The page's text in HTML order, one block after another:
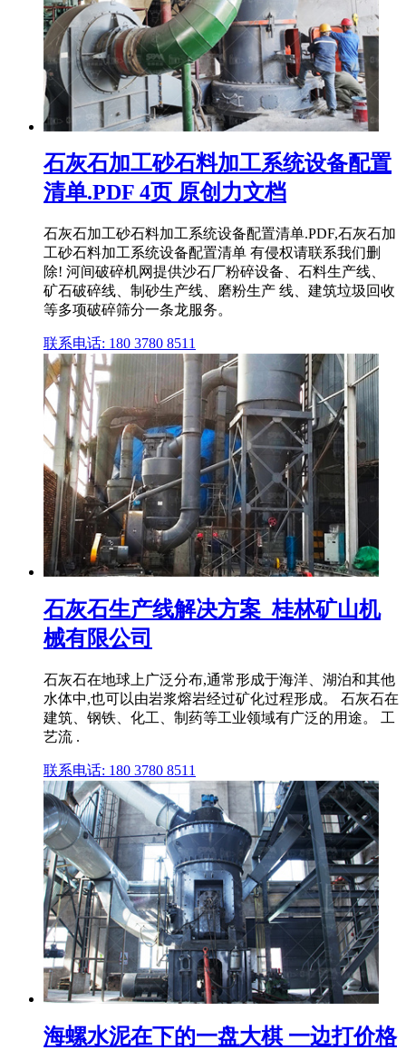
石灰石加工砂石料加工系统设备配置
清单.PDF 4页 原创力文档
石灰石加工砂石料加工系统设备配置清单.PDF,石灰石加
工砂石料加工系统设备配置清单 有侵权请联系我们删
除! 河间破碎机网提供沙石厂粉碎设备、石料生产线、
矿石破碎线、制砂生产线、磨粉生产 线、建筑垃圾回收
等多项破碎筛分一条龙服务。
联系电话: 180 3780 8511
石灰石生产线解决方案_桂林矿山机
械有限公司
石灰石在地球上广泛分布,通常形成于海洋、湖泊和其他
水体中,也可以由岩浆熔岩经过矿化过程形成。 石灰石在
建筑、钢铁、化工、制药等工业领域有广泛的用途。 工
艺流 .
联系电话: 180 3780 8511
海螺水泥在下的一盘大棋 一边打价格